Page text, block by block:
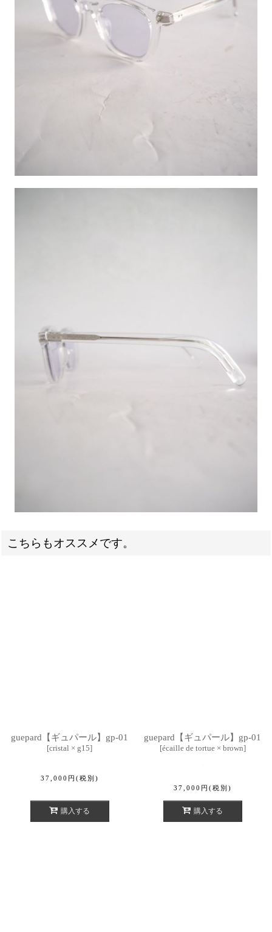
こちらもオススメです。
guepard【ギュパール】gp-01
[cristal × g15]
37,000 円 (税別)
購入する
guepard【ギュパール】gp-01
[écaille de tortue × brown]
37,000 円 (税別)
購入する